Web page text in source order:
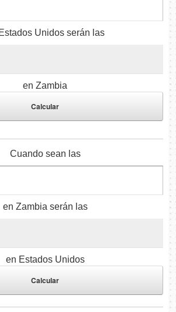
Unidos serán las
en Zambia
Cuando sean las
en Zambia serán las
en Estados Unidos